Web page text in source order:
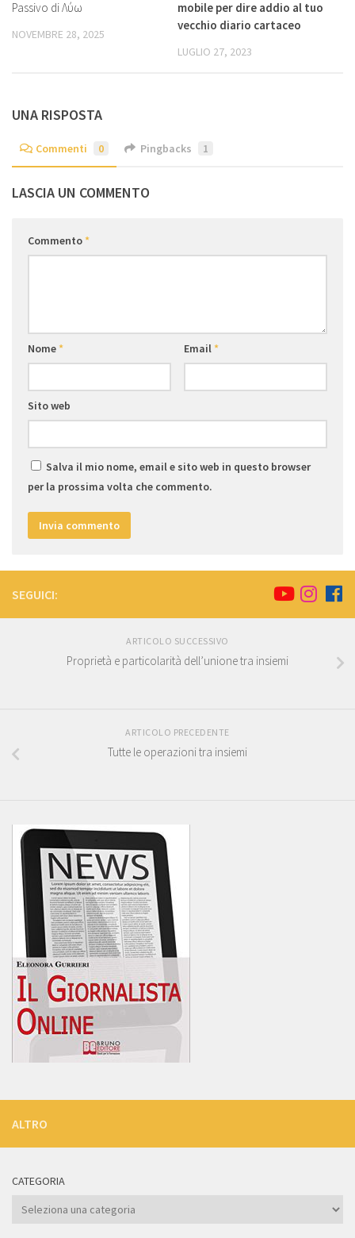
Passivo di Λύω
NOVEMBRE 28, 2025
mobile per dire addio al tuo
vecchio diario cartaceo
LUGLIO 27, 2023
UNA RISPOSTA
Commenti 0 Pingbacks 1
LASCIA UN COMMENTO
Commento*
Nome* Email*
Sito web
Salva il mio nome, email e sito web in questo browser
per la prossima volta che commento.
SEGUICI:
ARTICOLO SUCCESSIVO
Proprietà e particolarità dell’unione tra insiemi
ARTICOLO PRECEDENTE
Tutte le operazioni tra insiemi
ALTRO
CATEGORIA
Categoria